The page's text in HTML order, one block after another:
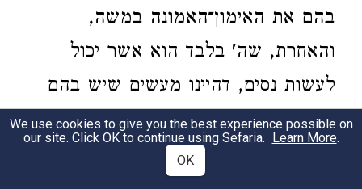
בהם את האימון־האמונה במשה,
והאחרת, שה' בלבד הוא אשר יכול
לעשות נסים, דהיינו מעשים שיש בהם
ביטול חוקי הטבע שחקק, כלומר, שיגאל
את ישראל באמצעות מעשים
We use cookies to give you the best experience possible on
our site. Click OK to continue using Sefaria. Learn More.
OK